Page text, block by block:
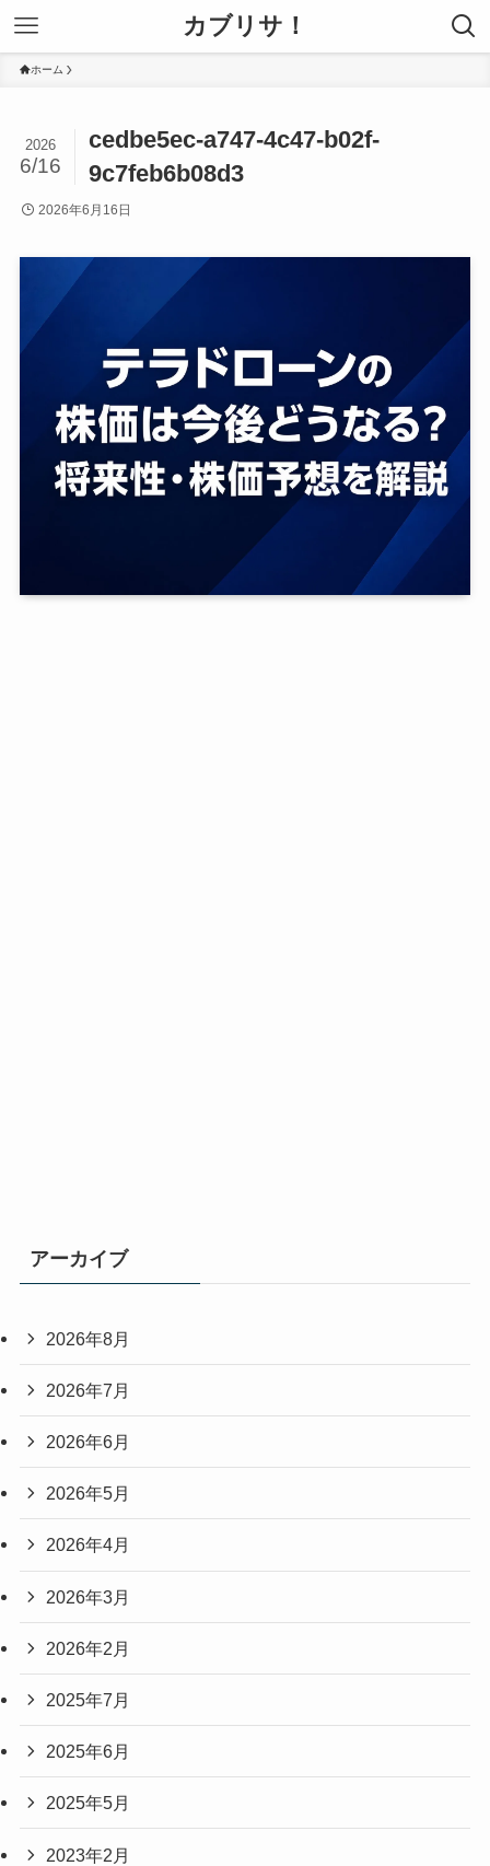
カブリサ！
ホーム
cedbe5ec-a747-4c47-b02f-
9c7feb6b08d3
2026
6/16
2026年6月16日
アーカイブ
2026年8月
2026年7月
2026年6月
2026年5月
2026年4月
2026年3月
2026年2月
2025年7月
2025年6月
2025年5月
2023年2月